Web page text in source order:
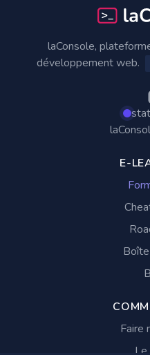
laConsole,
développement web.
E-
Faire
Le